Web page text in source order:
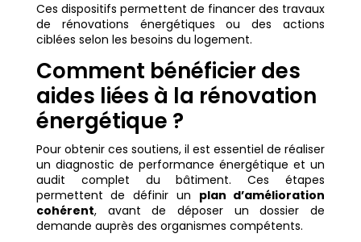
Ces dispositifs permettent de financer des travaux
de rénovations énergétiques ou des actions
ciblées selon les besoins du logement.
Comment bénéficier des
aides liées à la rénovation
énergétique ?
Pour obtenir ces soutiens, il est essentiel de réaliser
un diagnostic de performance énergétique et un
audit complet du bâtiment. Ces étapes
permettent de définir un plan d’amélioration
cohérent, avant de déposer un dossier de
demande auprès des organismes compétents.